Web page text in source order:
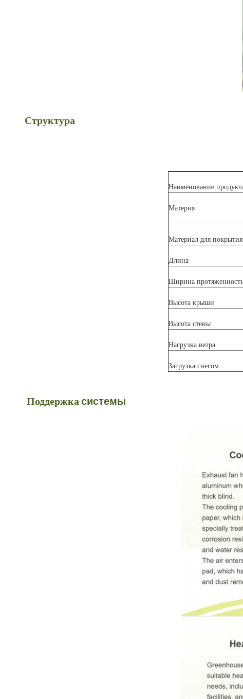
Структура
Наименование
Материя
Материал для покрытия
Длина
Ширина
Высота крыши
Высота стены
Нагрузка ветра
Загрузка снегом
Поддержка системы